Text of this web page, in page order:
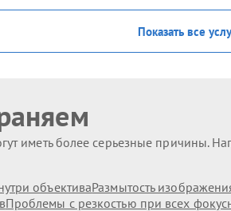
Показать все
иметь более серьезные причины.
объективаРазмытость
Проблемы с резкостью при всех